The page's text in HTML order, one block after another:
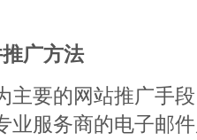
广方法
要的网站推广手段
业服务商的电子邮